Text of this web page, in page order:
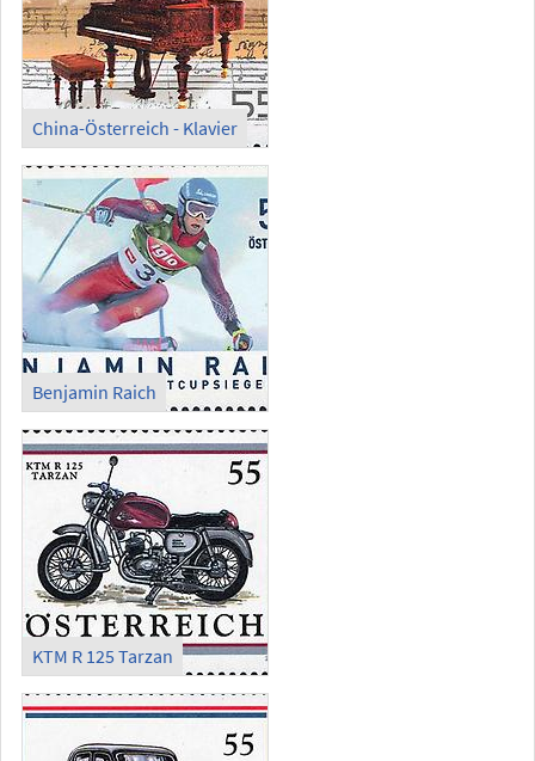
China-Österreich - Klavier
Benjamin Raich
KTM R 125 Tarzan